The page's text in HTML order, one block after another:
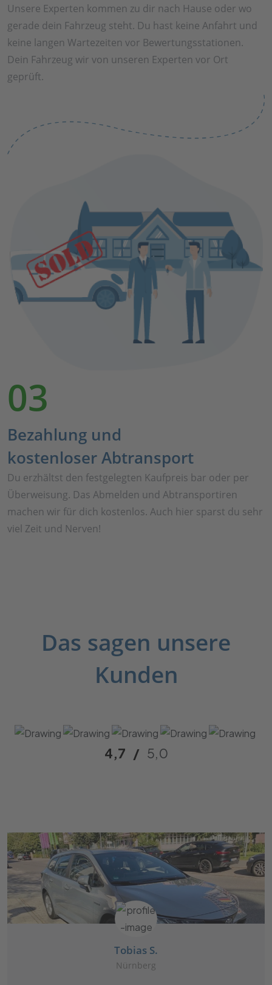
Unsere Experten kommen zu dir nach Hause oder wo
gerade dein Fahrzeug steht. Du hast keine Anfahrt und
keine langen Wartezeiten vor Bewertungsstationen.
Dein Fahrzeug wir von unseren Experten vor Ort
geprüft.
03
Bezahlung und
kostenloser Abtransport
Du erzhältst den festgelegten Kaufpreis bar oder per
Überweisung. Das Abmelden und Abtransportiren
machen wir für dich kostenlos. Auch hier sparst du sehr
viel Zeit und Nerven!
Das sagen unsere
Kunden
4,7 / 5,0
Tobias S.
Nürnberg